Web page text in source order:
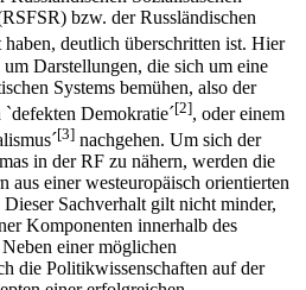
bzw. der Russländischen
haben, deutlich überschritten ist. Hier
Darstellungen, die sich um eine
Systems bemühen, also der
Demokratie´[2], oder einem
[3] nachgehen. Um sich der
in der RF zu nähern, werden die
aus einer westeuropäisch orientierten
Dieser Sachverhalt gilt nicht minder,
Komponenten innerhalb des
einer möglichen
die Politikwissenschaften auf der